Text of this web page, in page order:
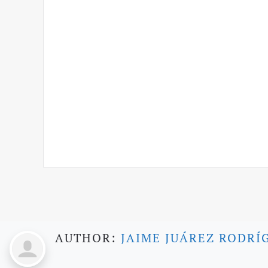
AUTHOR: JAIME JUÁREZ